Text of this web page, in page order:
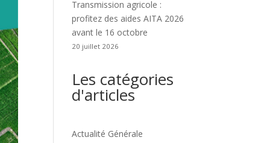
Transmission agricole :
profitez des aides AITA 2026
avant le 16 octobre
20 juillet 2026
Les catégories
d'articles
Actualité Générale